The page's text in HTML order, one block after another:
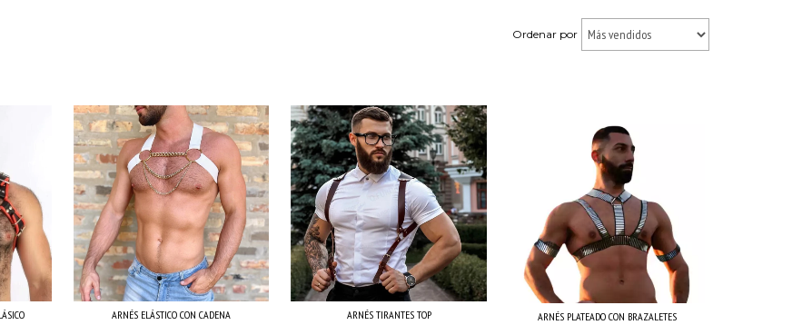
Ordenar por
ARNÉS ELÁSTICO CON CADENA ARNÉS TIRANTES TOP ARNÉS PLATEADO CON BRAZALETES